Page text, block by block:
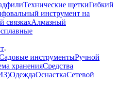
Технические щеткиГибкий
инструмент на
связкахАлмазный
инструментыРучной
храненияСредства
ОдеждаОснасткаСетевой